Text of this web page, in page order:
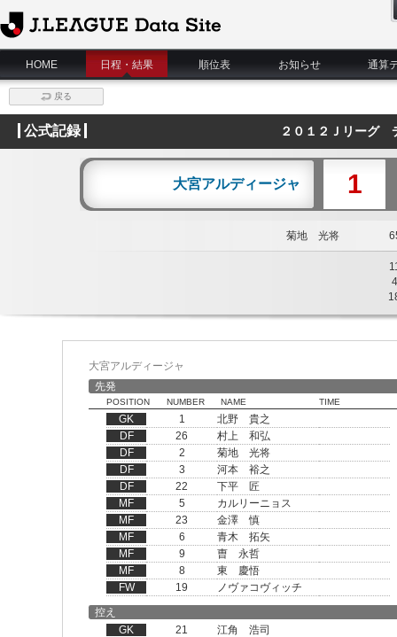
J.League Data Site
HOME
日程・結果 順位表 お知らせ 通算
戻る
公式記録 ２０１２Ｊリーグ
大宮アルディージャ 1
菊地 光将
4
大宮アルディージャ
先発
POSITION NUMBER NAME TIME
GK 1
北野 貴之
DF
26
村上 和弘
DF
2
菊地 光将
DF
3
河本 裕之
DF
22
下平 匠
MF
5
カルリーニョス
MF
23
金澤 慎
MF
6
青木 拓矢
MF
9
曺 永哲
MF
8
東 慶悟
FW
19
ノヴァコヴィッチ
控え
GK
21
江角 浩司